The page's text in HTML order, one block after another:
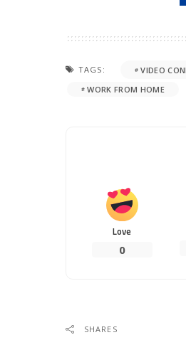
TAGS: VIDEO
WORK FROM HOME
Love
0
SHARES